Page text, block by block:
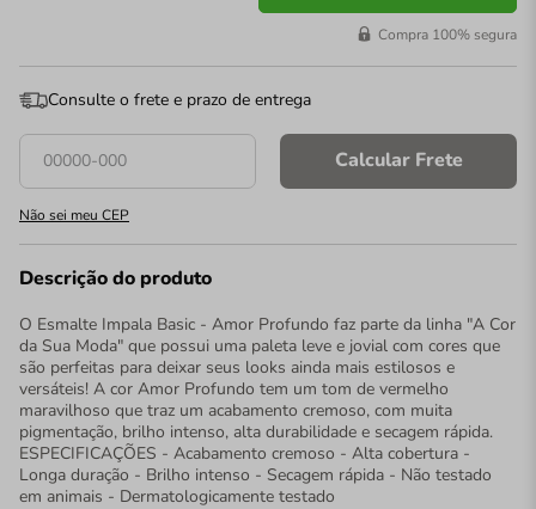
Compra 100% segura
Consulte o frete e prazo de entrega
Calcular Frete
Não sei meu CEP
Descrição do produto
O Esmalte Impala Basic - Amor Profundo faz parte da linha "A Cor
da Sua Moda" que possui uma paleta leve e jovial com cores que
são perfeitas para deixar seus looks ainda mais estilosos e
versáteis! A cor Amor Profundo tem um tom de vermelho
maravilhoso que traz um acabamento cremoso, com muita
pigmentação, brilho intenso, alta durabilidade e secagem rápida.
ESPECIFICAÇÕES - Acabamento cremoso - Alta cobertura -
Longa duração - Brilho intenso - Secagem rápida - Não testado
em animais - Dermatologicamente testado